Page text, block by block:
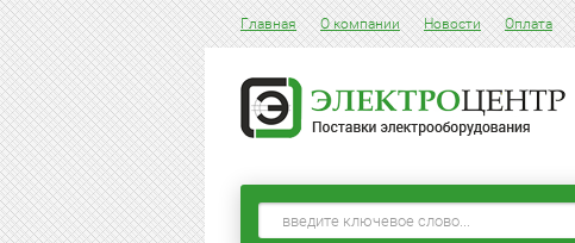
Главная О компании Новости Оплата